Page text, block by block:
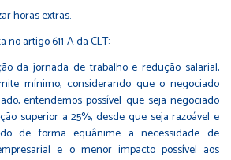
horas extras.
artigo 611-A da CLT:
da jornada de trabalho e redução salarial,
mínimo, considerando que o negociado
entendemos possível que seja negociado
superior a 25%, desde que seja razoável e
de forma equânime a necessidade de
e o menor impacto possível aos